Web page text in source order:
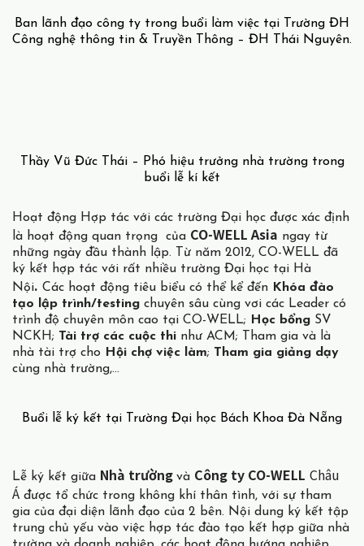
Ban lãnh đạo công ty trong buổi làm việc tại Trường ĐH
Công nghệ thông tin & Truyền Thông – ĐH Thái Nguyên.
Thầy Vũ Đức Thái – Phó hiệu trưởng nhà trường trong
buổi lễ kí kết
Hoạt động Hợp tác với các trường Đại học được xác định
là hoạt động quan trọng của CO-WELL Asia ngay từ
những ngày đầu thành lập. Từ năm 2012, CO-WELL đã
ký kết hợp tác với rất nhiều trường Đại học tại Hà
Nội. Các hoạt động tiêu biểu có thể kể đến Khóa đào
tạo lập trình/testing chuyên sâu cùng vơi các Leader có
trình độ chuyên môn cao tại CO-WELL;
Học bổng SV
NCKH; Tài trợ các cuộc thi như ACM; Tham gia và là
nhà tài trợ cho Hội chợ việc làm; Tham gia giảng dạy
cùng nhà trường,…
Buổi lễ ký kết tại Trường Đại học Bách Khoa Đà Nẵng
Lễ ký kết giữa Nhà trường và Công ty CO-WELL Châu
Á được tổ chức trong không khí thân tình, với sự tham
gia của đại diện lãnh đạo của 2 bên. Nội dung ký kết tập
trung chủ yếu vào việc hợp tác đào tạo kết hợp giữa nhà